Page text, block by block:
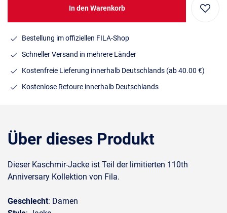
In den Warenkorb
Bestellung im offiziellen FILA-Shop
Schneller Versand in mehrere Länder
Kostenfreie Lieferung innerhalb Deutschlands (ab 40.00 €)
Kostenlose Retoure innerhalb Deutschlands
Über dieses Produkt
Dieser Kaschmir-Jacke ist Teil der limitierten 110th
Anniversary Kollektion von Fila.
Geschlecht: Damen